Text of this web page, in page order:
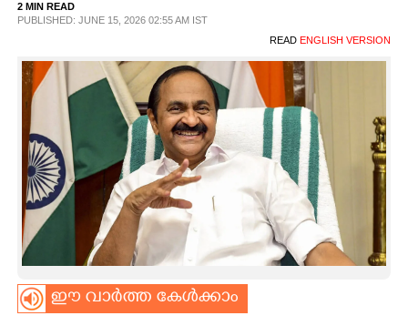
SPIRITUAL
INFO+
ART
ASTRO
CARTOONS
2 MIN READ
PUBLISHED: JUNE 15, 2026 02:55 AM IST
READ ENGLISH VERSION
ഈ വാർത്ത കേൾക്കാം